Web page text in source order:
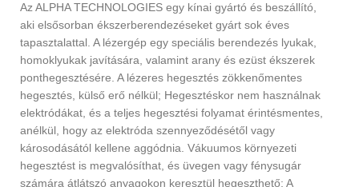
Az ALPHA TECHNOLOGIES egy kínai gyártó és beszállító,
aki elsősorban ékszerberendezéseket gyárt sok éves
tapasztalattal. A lézergép egy speciális berendezés lyukak,
homoklyukak javítására, valamint arany és ezüst ékszerek
ponthegesztésére. A lézeres hegesztés zökkenőmentes
hegesztés, külső erő nélkül; Hegesztéskor nem használnak
elektródákat, és a teljes hegesztési folyamat érintésmentes,
anélkül, hogy az elektróda szennyeződésétől vagy
károsodásától kellene aggódnia. Vákuumos környezeti
hegesztést is megvalósíthat, és üvegen vagy fénysugár
számára átlátszó anyagokon keresztül hegeszthető; A